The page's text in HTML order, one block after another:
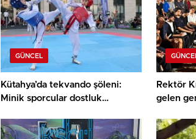
GÜNCEL
Kütahya’da tekvando şöleni:
Minik sporcular dostluk
Rektör
gelen